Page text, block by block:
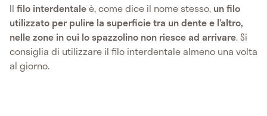
Il filo interdentaleè, come dice il nome stesso, un filo
utilizzato per pulire la superficie tra un dente e l’altro,
nelle zone in cui lo spazzolino non riesce ad arrivare. Si
consiglia di utilizzare il filo interdentale almeno una volta
al giorno.